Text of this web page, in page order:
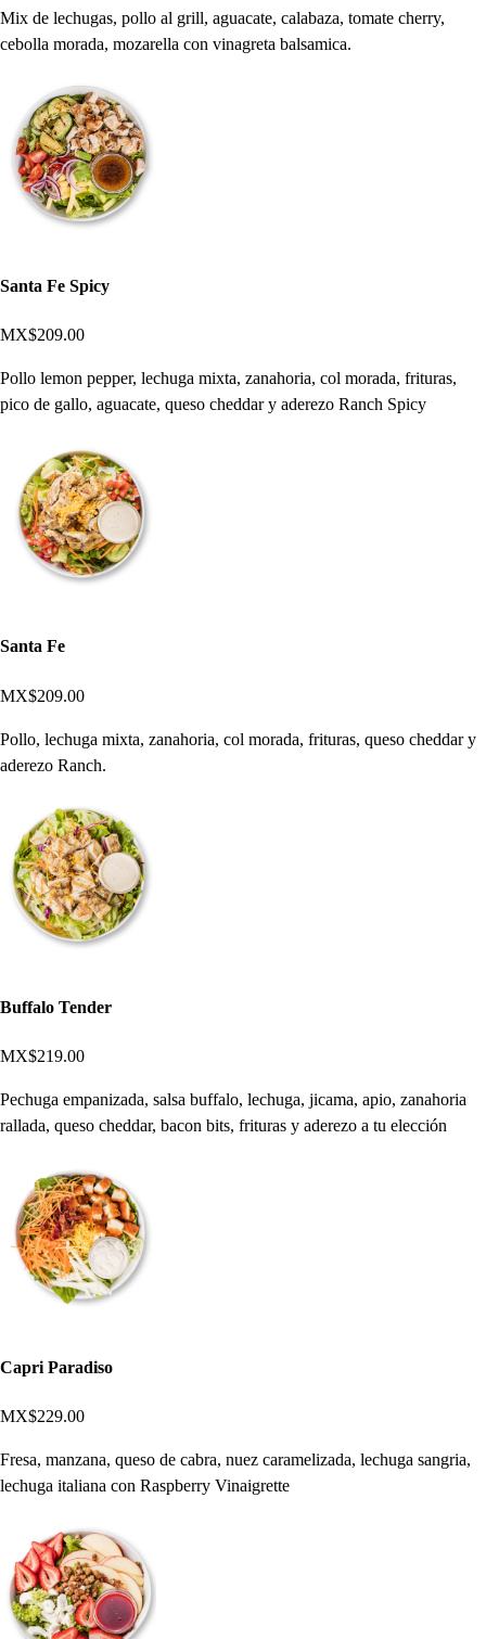
Mix de lechugas, pollo al grill, aguacate, calabaza, tomate cherry,
cebolla morada, mozarella con vinagreta balsamica.
Santa Fe Spicy
MX$209.00
Pollo lemon pepper, lechuga mixta, zanahoria, col morada, frituras,
pico de gallo, aguacate, queso cheddar y aderezo Ranch Spicy
Santa Fe
MX$209.00
Pollo, lechuga mixta, zanahoria, col morada, frituras, queso cheddar y
aderezo Ranch.
Buffalo Tender
MX$219.00
Pechuga empanizada, salsa buffalo, lechuga, jicama, apio, zanahoria
rallada, queso cheddar, bacon bits, frituras y aderezo a tu elección
Capri Paradiso
MX$229.00
Fresa, manzana, queso de cabra, nuez caramelizada, lechuga sangria,
lechuga italiana con Raspberry Vinaigrette